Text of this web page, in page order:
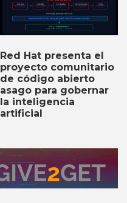
Red Hat presenta el
proyecto comunitario
de código abierto
asago para gobernar
la inteligencia
artificial